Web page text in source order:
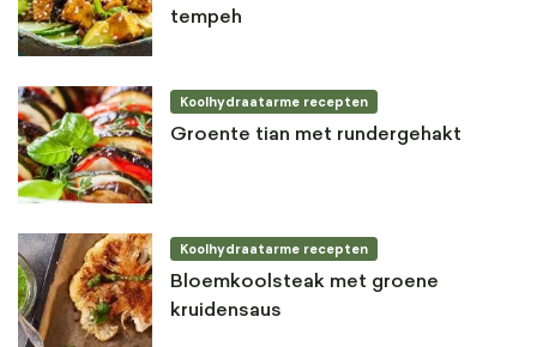
tempeh
Koolhydraatarme recepten
Groente tian met rundergehakt
Koolhydraatarme recepten
Bloemkoolsteak met groene
kruidensaus